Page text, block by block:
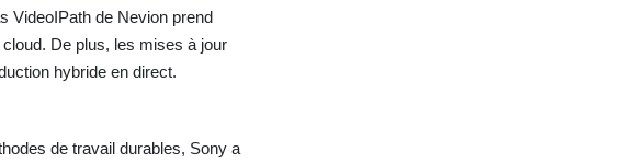
VideoIPath de Nevion prend
De plus, les mises à jour
hybride en direct.
de travail durables, Sony a